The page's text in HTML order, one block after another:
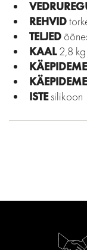
REHVID
TELJED
KAAL2,8 kg
ISTEsilikoon